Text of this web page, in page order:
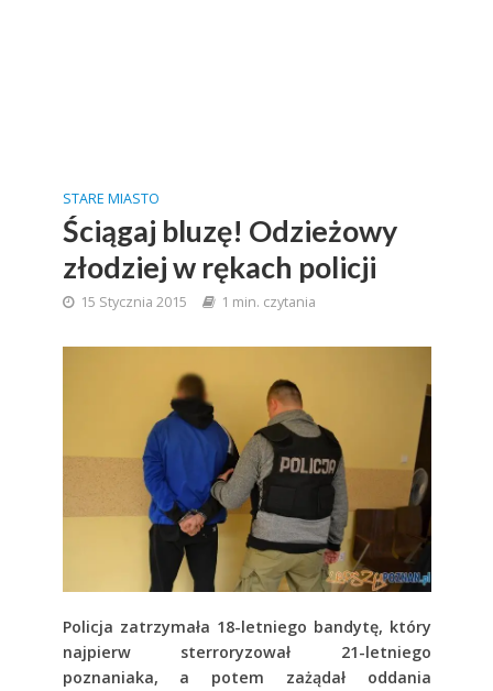
STARE MIASTO
Ściągaj bluzę! Odzieżowy
złodziej w rękach policji
15 Stycznia 2015 1 min. czytania
Policja zatrzymała 18-letniego bandytę, który
najpierw sterroryzował 21-letniego
poznaniaka, a potem zażądał oddania